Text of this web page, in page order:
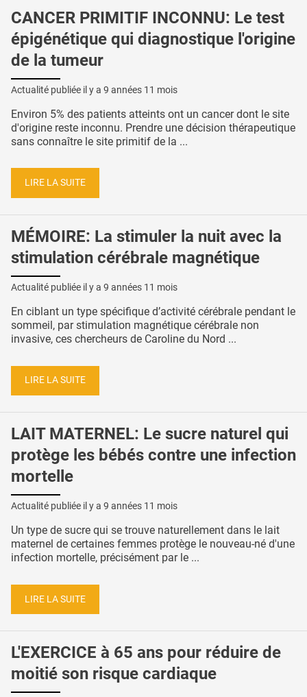
CANCER PRIMITIF INCONNU: Le test
épigénétique qui diagnostique l'origine
de la tumeur
Actualité publiée il y a 9 années 11 mois
Environ 5% des patients atteints ont un cancer dont le site
d'origine reste inconnu. Prendre une décision thérapeutique
sans connaître le site primitif de la ...
LIRE LA SUITE
MÉMOIRE: La stimuler la nuit avec la
stimulation cérébrale magnétique
Actualité publiée il y a 9 années 11 mois
En ciblant un type spécifique d’activité cérébrale pendant le
sommeil, par stimulation magnétique cérébrale non
invasive, ces chercheurs de Caroline du Nord ...
LIRE LA SUITE
LAIT MATERNEL: Le sucre naturel qui
protège les bébés contre une infection
mortelle
Actualité publiée il y a 9 années 11 mois
Un type de sucre qui se trouve naturellement dans le lait
maternel de certaines femmes protège le nouveau-né d'une
infection mortelle, précisément par le ...
LIRE LA SUITE
L'EXERCICE à 65 ans pour réduire de
moitié son risque cardiaque